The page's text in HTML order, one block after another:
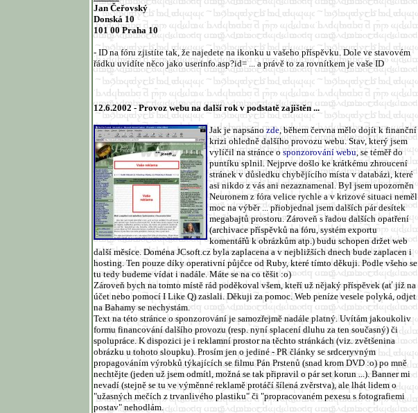
Jan Čeřovský
Donská 10
101 00 Praha 10
- ID na fóru zjistíte tak, že najedete na ikonku u vašeho příspěvku. Dole ve stavovém
řádku uvidíte něco jako userinfo.asp?id= ... a právě to za rovnítkem je vaše ID
12.6.2002 - Provoz webu na další rok v podstatě zajištěn ...
Jak je napsánozde, během června mělo dojít k finanční
krizi ohledně dalšího provozu webu. Stav, který jsem
vylíčil na stránce o sponzorování webu, se téměř do
puntíku splnil. Nejprve došlo ke krátkému zhroucení
stránek v důsledku chybějícího místa v databázi, které
asi nikdo z vás ani nezaznamenal. Byl jsem upozorněn
Neuronem z fóra velice rychle a v krizové situaci neměl
moc na výběr ... přiobjednal jsem dalších pár desítek
megabajtů prostoru. Zároveň s řadou dalších opatření
(archivace příspěvků na fóru, systém exportu
komentářů k obrázkům atp.) budu schopen držet web
další měsíce. Doména JCsoft.cz byla zaplacena a v nejbližších dnech bude zaplacen i
hosting. Ten pouze díky operativní půjčce od Ruby, které tímto děkuji. Podle všeho se
tu tedy budeme vídat i nadále. Máte se na co těšit :o)
Zároveň bych na tomto místě rád poděkoval všem, kteří už nějaký příspěvek (ať již na
účet nebo pomocí I Like Q) zaslali. Děkuji za pomoc. Web peníze vesele polyká, odjet
na Bahamy se nechystám.
Text na této stránce o sponzorování je samozřejmě nadále platný. Uvítám jakoukoliv
formu financování dalšího provozu (resp. nyní splacení dluhu za ten současný) či
spolupráce. K dispozici je i reklamní prostor na těchto stránkách (viz. zvětšenina
obrázku u tohoto sloupku). Prosím jen o jediné - PR články se srdceryvným
propagováním výrobků týkajících se filmu Pán Prstenů (snad krom DVD :o) po mně
nechtějte (jeden už jsem odmítl, možná se tak připravil o pár set korun ...). Banner mi
nevadí (stejně se tu ve výměnné reklamě protáčí šílená zvěrstva), ale lhát lidem o
"užasných mečích z trvanlivého plastiku" či "propracovaném pexesu s fotografiemi
postav" nehodlám.